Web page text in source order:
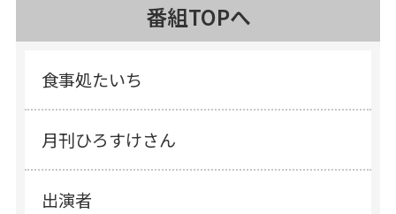
番組TOPへ
食事処たいち
月刊ひろすけさん
出演者